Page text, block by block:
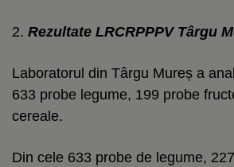
2. Rezultate LRCRPPPV Târgu
Laboratorul din Târgu Mureș a
633 probe legume, 199 probe
cereale.
Din cele 633 probe de legume,